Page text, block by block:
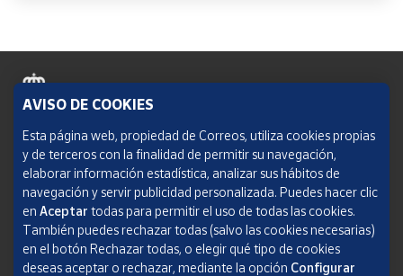
Política de cookies
Aviso legal
Condiciones del servicio
Política de Privacidad Web
AVISO DE COOKIES
Esta página web, propiedad de Correos, utiliza cookies propias
y de terceros con la finalidad de permitir su navegación,
elaborar información estadística, analizar sus hábitos de
navegación y servir publicidad personalizada. Puedes hacer clic
en Aceptar todas para permitir el uso de todas las cookies.
También puedes rechazar todas (salvo las cookies necesarias)
en el botón Rechazar todas, o elegir qué tipo de cookies
deseas aceptar o rechazar, mediante la opción Configurar